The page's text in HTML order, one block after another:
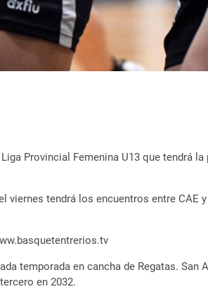
Provincial Femenina U13 que tendrá
tendrá los encuentros entre CAE
temporada en cancha de Regatas.
en 2032.